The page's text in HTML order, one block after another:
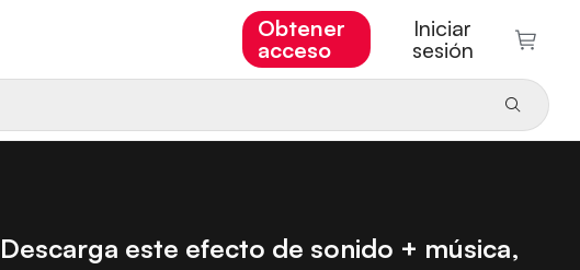
Obtener
acceso
Iniciar
sesión
Descarga este efecto de sonido + música,